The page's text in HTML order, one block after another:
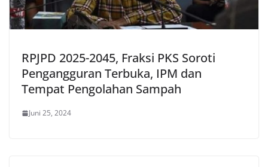
RPJPD 2025-2045, Fraksi PKS Soroti
Pengangguran Terbuka, IPM dan
Tempat Pengolahan Sampah
Juni 25, 2024